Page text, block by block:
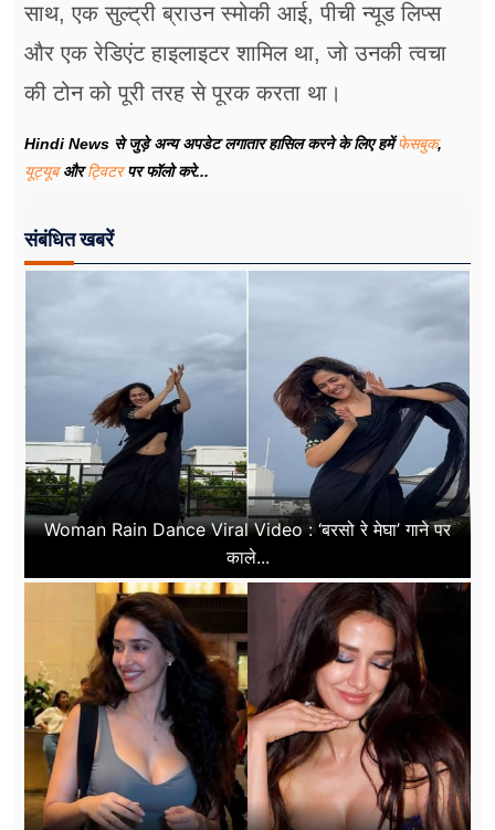
साथ, एक सुल्ट्री ब्राउन स्मोकी आई, पीची न्यूड लिप्स
और एक रेडिएंट हाइलाइटर शामिल था, जो उनकी त्वचा
की टोन को पूरी तरह से पूरक करता था।
Hindi News से जुड़े अन्य अपडेट लगातार हासिल करने के लिए हमेंफेसबुक,
यूट्यूबऔरट्विटरपर फॉलो करे...
संबंधित खबरें
Woman Rain Dance Viral Video : ‘बरसो रे मेघा’ गाने पर
काले...